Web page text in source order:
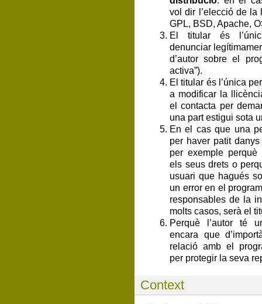
vol dir l’elecció de
GPL, BSD, Apache,
El titular és
denunciar
d’autor sobre el
activa”).
El titular és l’única
a modificar la
el contacta per
una part estigui sota
En el cas que una
per haver patit
per exemple
els seus drets o
usuari que hagués
un error en el
responsables de la
molts casos, serà el
Perquè l’autor té
encara que
relació amb el
per protegir la seva
Context